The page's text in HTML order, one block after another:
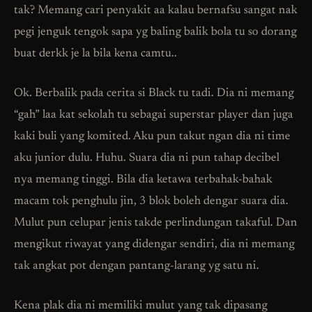
tak? Memang cari penyakit aa kalau bernafsu sangat nak
pegi jenguk tengok sapa yg baling balik bola tu so dorang
buat derkk je la bila kena camtu..
Ok. Berbalik pada cerita si Black tu tadi. Dia ni memang
“gah” laa kat sekolah tu sebagai superstar player dan juga
kaki buli yang komited. Aku pun takut ngan dia ni time
aku junior dulu. Huhu. Suara dia ni pun tahap decibel
nya memang tinggi. Bila dia ketawa terbahak-bahak
macam tok penghulu jin, 3 blok boleh dengar suara dia.
Mulut pun celupar jenis takde perlindungan takaful. Dan
mengikut riwayat yang didengar sendiri, dia ni memang
tak angkat pot dengan pantang-larang yg satu ni.
Kena plak dia ni memiliki mulut yang tak dipasang